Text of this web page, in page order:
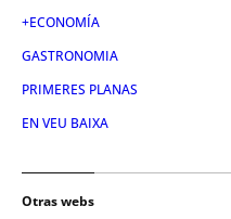
+ECONOMÍA
GASTRONOMIA
PRIMERES PLANAS
EN VEU BAIXA
Otras webs